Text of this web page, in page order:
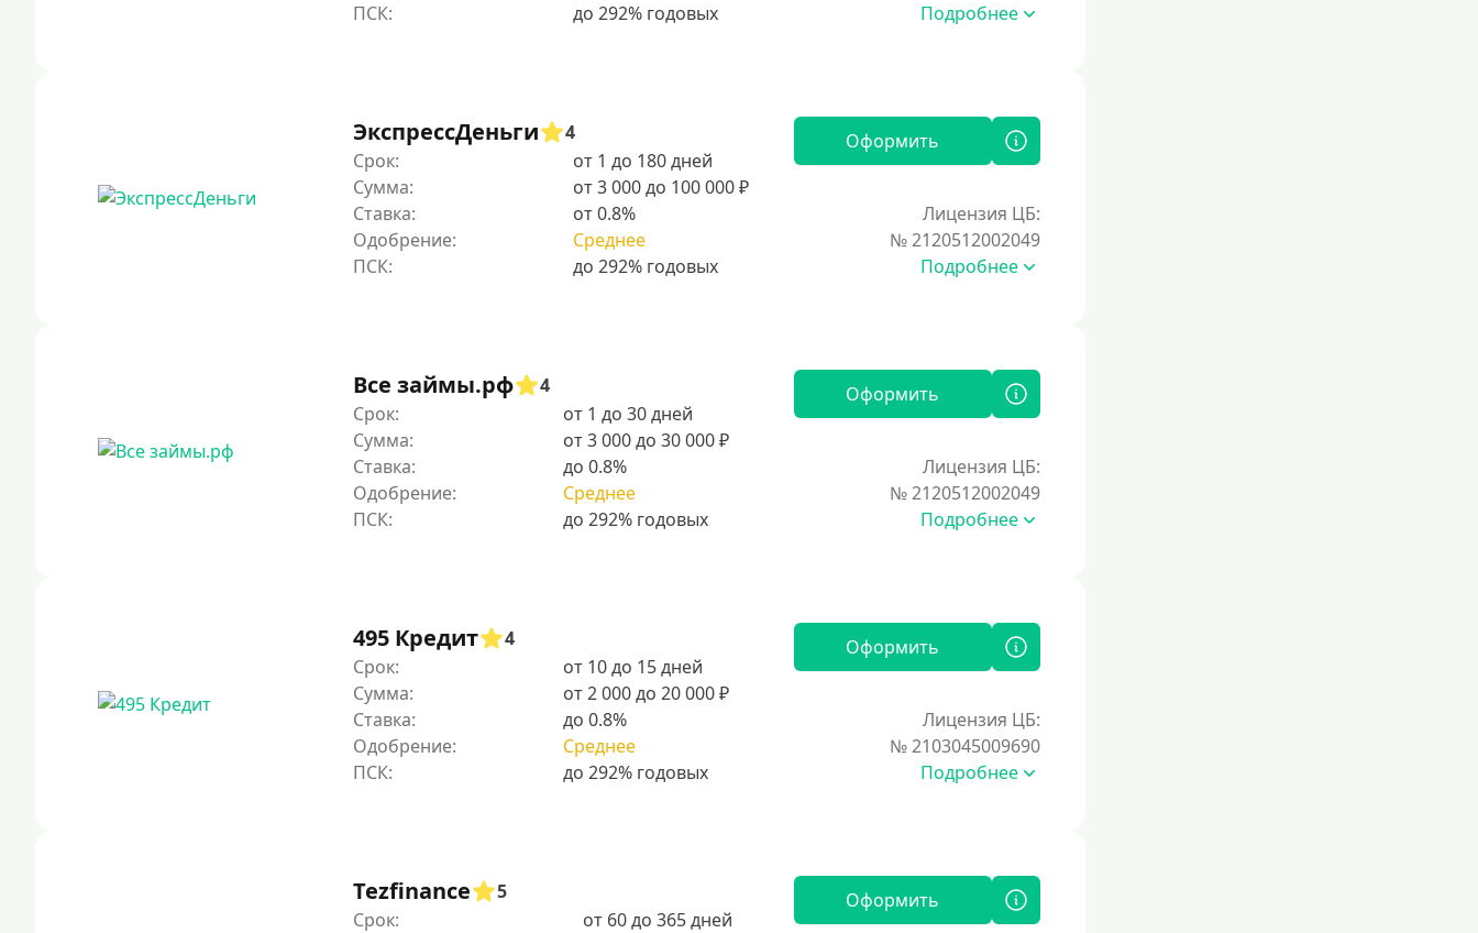
Подробнее
ЭкспрессДеньги
4
Срок:
от 1 до 180 дней
Сумма:
от 3 000 до 100 000 ₽
Ставка:
от 0.8%
Одобрение:
Среднее
Оформить
Лицензия ЦБ:
№ 2120512002049
Подробнее
Все займы.рф
4
Срок:
от 1 до 30 дней
Сумма:
от 3 000 до 30 000 ₽
Ставка:
до 0.8%
Одобрение:
Среднее
Оформить
Лицензия ЦБ:
№ 2120512002049
Подробнее
495 Кредит
4
Срок:
от 10 до 15 дней
Сумма:
от 2 000 до 20 000 ₽
Ставка:
до 0.8%
Одобрение:
Среднее
Оформить
Лицензия ЦБ:
№ 2103045009690
Подробнее
Tezfinance
5
Срок:
от 60 до 365 дней
Оформить